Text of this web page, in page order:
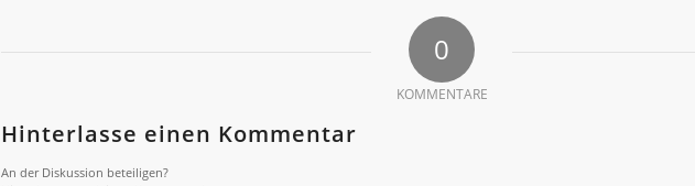
0
KOMMENTARE
Hinterlasse einen Kommentar
An der Diskussion beteiligen?